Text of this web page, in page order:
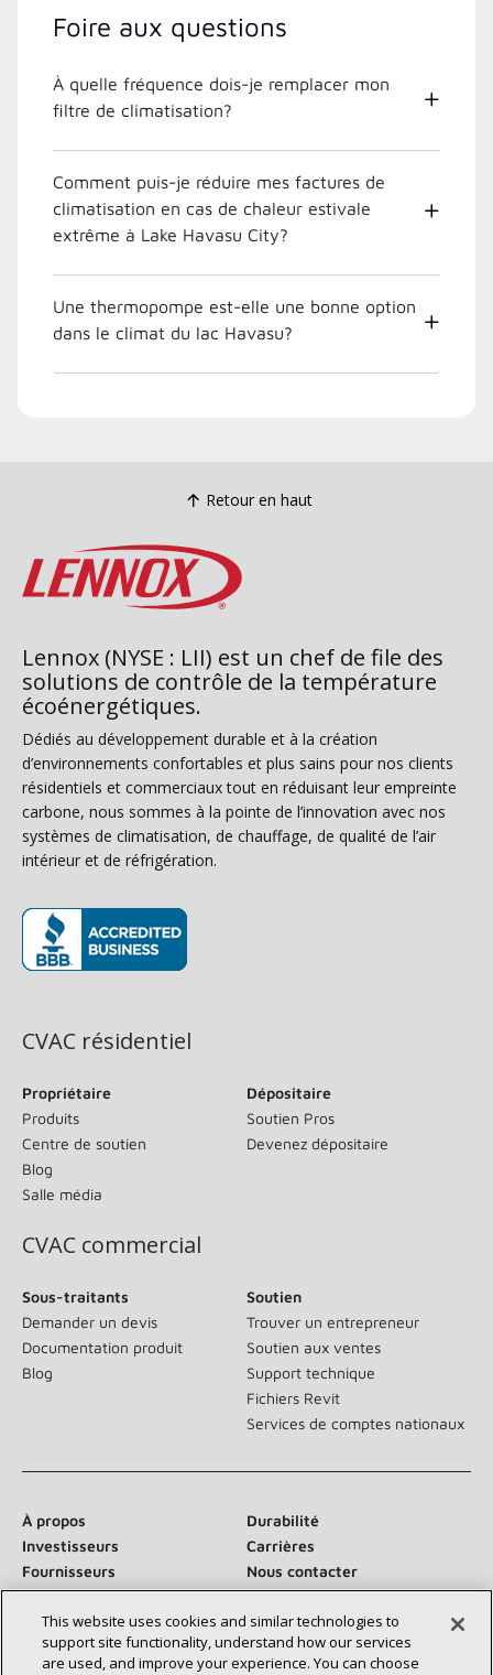
Foire aux questions
À quelle fréquence dois-je remplacer mon
filtre de climatisation?
Comment puis-je réduire mes factures de
climatisation en cas de chaleur estivale
extrême à Lake Havasu City?
Une thermopompe est-elle une bonne option
dans le climat du lac Havasu?
Retour en haut
Lennox (NYSE : LII) est un chef de file des
solutions de contrôle de la température
écoénergétiques.
Dédiés au développement durable et à la création
d’environnements confortables et plus sains pour nos clients
résidentiels et commerciaux tout en réduisant leur empreinte
carbone, nous sommes à la pointe de l’innovation avec nos
systèmes de climatisation, de chauffage, de qualité de l’air
intérieur et de réfrigération.
CVAC résidentiel
Propriétaire
Produits
Centre de soutien
Blog
Salle média
Dépositaire
Soutien Pros
Devenez dépositaire
CVAC commercial
Sous-traitants
Demander un devis
Documentation produit
Blog
Soutien
Trouver un entrepreneur
Soutien aux ventes
Support technique
Fichiers Revit
Services de comptes nationaux
À propos
Durabilité
Investisseurs
Carrières
Fournisseurs
Nous contacter
Salle de presse
This website uses cookies and similar technologies to
support site functionality, understand how our services
are used, and improve your experience. You can choose